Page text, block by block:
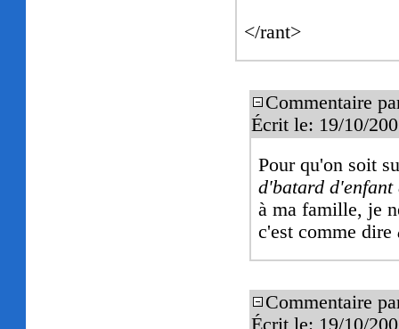
</rant>
Commentaire
Écrit le: 19/10/
Pour qu'on soit
d'batard d'enfant
à ma famille, je
c'est comme dire
Commentaire